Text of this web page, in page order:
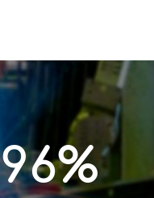
96%